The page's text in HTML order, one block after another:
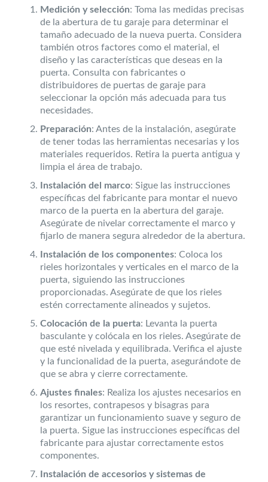
Medición y selección: Toma las medidas precisas
de la abertura de tu garaje para determinar el
tamaño adecuado de la nueva puerta. Considera
también otros factores como el material, el
diseño y las características que deseas en la
puerta. Consulta con fabricantes o
distribuidores de puertas de garaje para
seleccionar la opción más adecuada para tus
necesidades.
Preparación: Antes de la instalación, asegúrate
de tener todas las herramientas necesarias y los
materiales requeridos. Retira la puerta antigua y
limpia el área de trabajo.
Instalación del marco: Sigue las instrucciones
específicas del fabricante para montar el nuevo
marco de la puerta en la abertura del garaje.
Asegúrate de nivelar correctamente el marco y
fijarlo de manera segura alrededor de la abertura.
Instalación de los componentes: Coloca los
rieles horizontales y verticales en el marco de la
puerta, siguiendo las instrucciones
proporcionadas. Asegúrate de que los rieles
estén correctamente alineados y sujetos.
Colocación de la puerta: Levanta la puerta
basculante y colócala en los rieles. Asegúrate de
que esté nivelada y equilibrada. Verifica el ajuste
y la funcionalidad de la puerta, asegurándote de
que se abra y cierre correctamente.
Ajustes finales: Realiza los ajustes necesarios en
los resortes, contrapesos y bisagras para
garantizar un funcionamiento suave y seguro de
la puerta. Sigue las instrucciones específicas del
fabricante para ajustar correctamente estos
componentes.
Instalación de accesorios y sistemas de